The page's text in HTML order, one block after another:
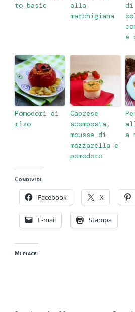
to basic
alla
marchigiana
di
e
Pomodori di
riso
Caprese
scomposta,
mousse di
mozzarella e
pomodoro
a
Condividi:
Facebook X
E-mail Stampa
Mi piace: